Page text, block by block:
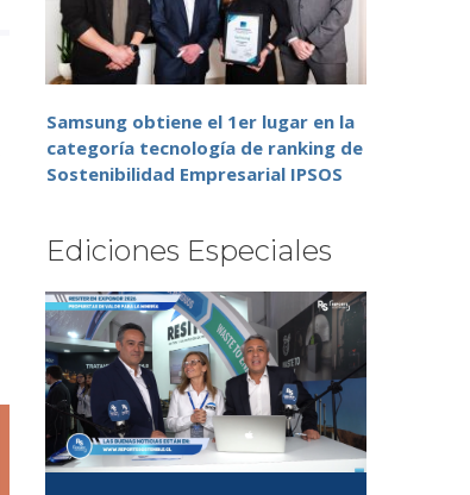
Samsung obtiene el 1er lugar en la
categoría tecnología de ranking de
Sostenibilidad Empresarial IPSOS
Ediciones Especiales